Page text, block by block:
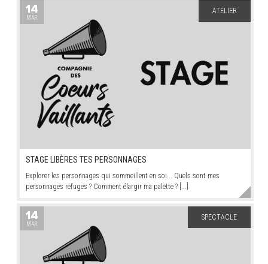
STAGE LIBÈRES TES PERSONNAGES
Explorer les personnages qui sommeillent en soi... Quels sont mes
personnages refuges ? Comment élargir ma palette ? [...]
14
MAR
ATELIER
14
MAR
SPECTACLE